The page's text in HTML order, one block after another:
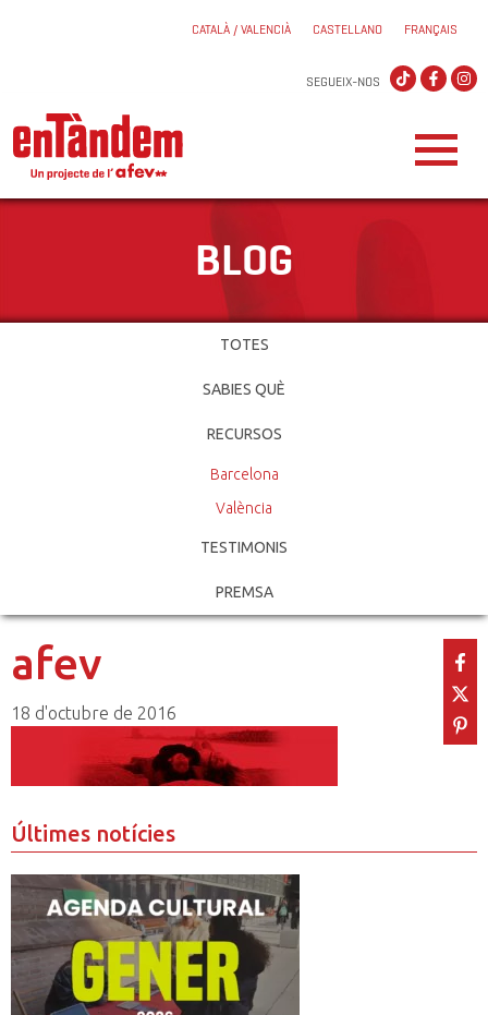
CATALÀ / VALENCIÀ CASTELLANO FRANÇAIS
SEGUEIX-NOS
BLOG
TOTES
SABIES QUÈ
RECURSOS
Barcelona
València
TESTIMONIS
PREMSA
afev
18 d'octubre de 2016
Últimes notícies